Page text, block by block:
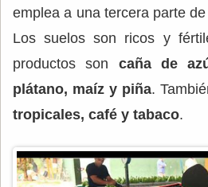
emplea a una tercera parte
Los suelos son ricos y
productos son caña de
plátano, maíz y piña.
tropicales, café y tabaco.